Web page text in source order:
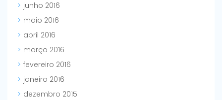
junho 2016
maio 2016
abril 2016
março 2016
fevereiro 2016
janeiro 2016
dezembro 2015